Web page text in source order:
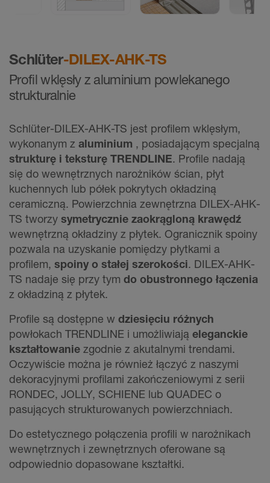
Schlüter-DILEX-AHK-TS
Profil wklęsły z aluminium powlekanego
strukturalnie
Schlüter-DILEX-AHK-TS jest profilem wklęsłym,
wykonanym z aluminium , posiadającym specjalną
strukturę i teksturę TRENDLINE. Profile nadają
się do wewnętrznych narożników ścian, płyt
kuchennych lub półek pokrytych okładziną
ceramiczną. Powierzchnia zewnętrzna DILEX-AHK-
TS tworzy symetrycznie zaokrągloną krawędź
wewnętrzną okładziny z płytek. Ogranicznik spoiny
pozwala na uzyskanie pomiędzy płytkami a
profilem, spoiny o stałej szerokości. DILEX-AHK-
TS nadaje się przy tym do obustronnego łączenia
z okładziną z płytek.
Profile są dostępne w dziesięciu różnych
powłokach TRENDLINE i umożliwiają eleganckie
kształtowanie zgodnie z akutalnymi trendami.
Oczywiście można je również łączyć z naszymi
dekoracyjnymi profilami zakończeniowymi z serii
RONDEC, JOLLY, SCHIENE lub QUADEC o
pasujących strukturowanych powierzchniach.
Do estetycznego połączenia profili w narożnikach
wewnętrznych i zewnętrznych oferowane są
odpowiednio dopasowane kształtki.